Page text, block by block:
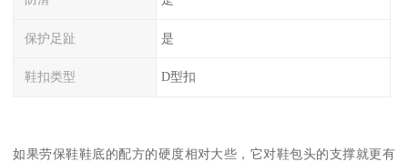
保护足趾 是
鞋扣类型 D型扣
如果劳保鞋鞋底的配方的硬度相对大些，它对鞋包头的支撑就更有